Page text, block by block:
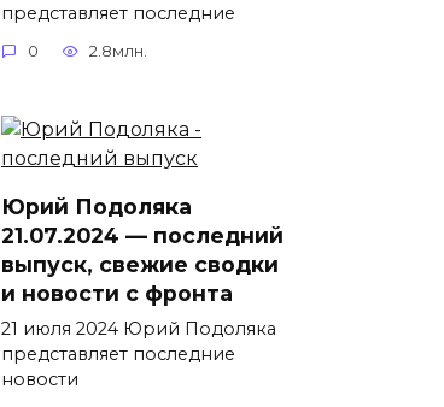
представляет последние
0 2.8млн.
Юрий Подоляка
21.07.2024 — последний
выпуск, свежие сводки
и новости с фронта
21 июля 2024 Юрий Подоляка
представляет последние
новости